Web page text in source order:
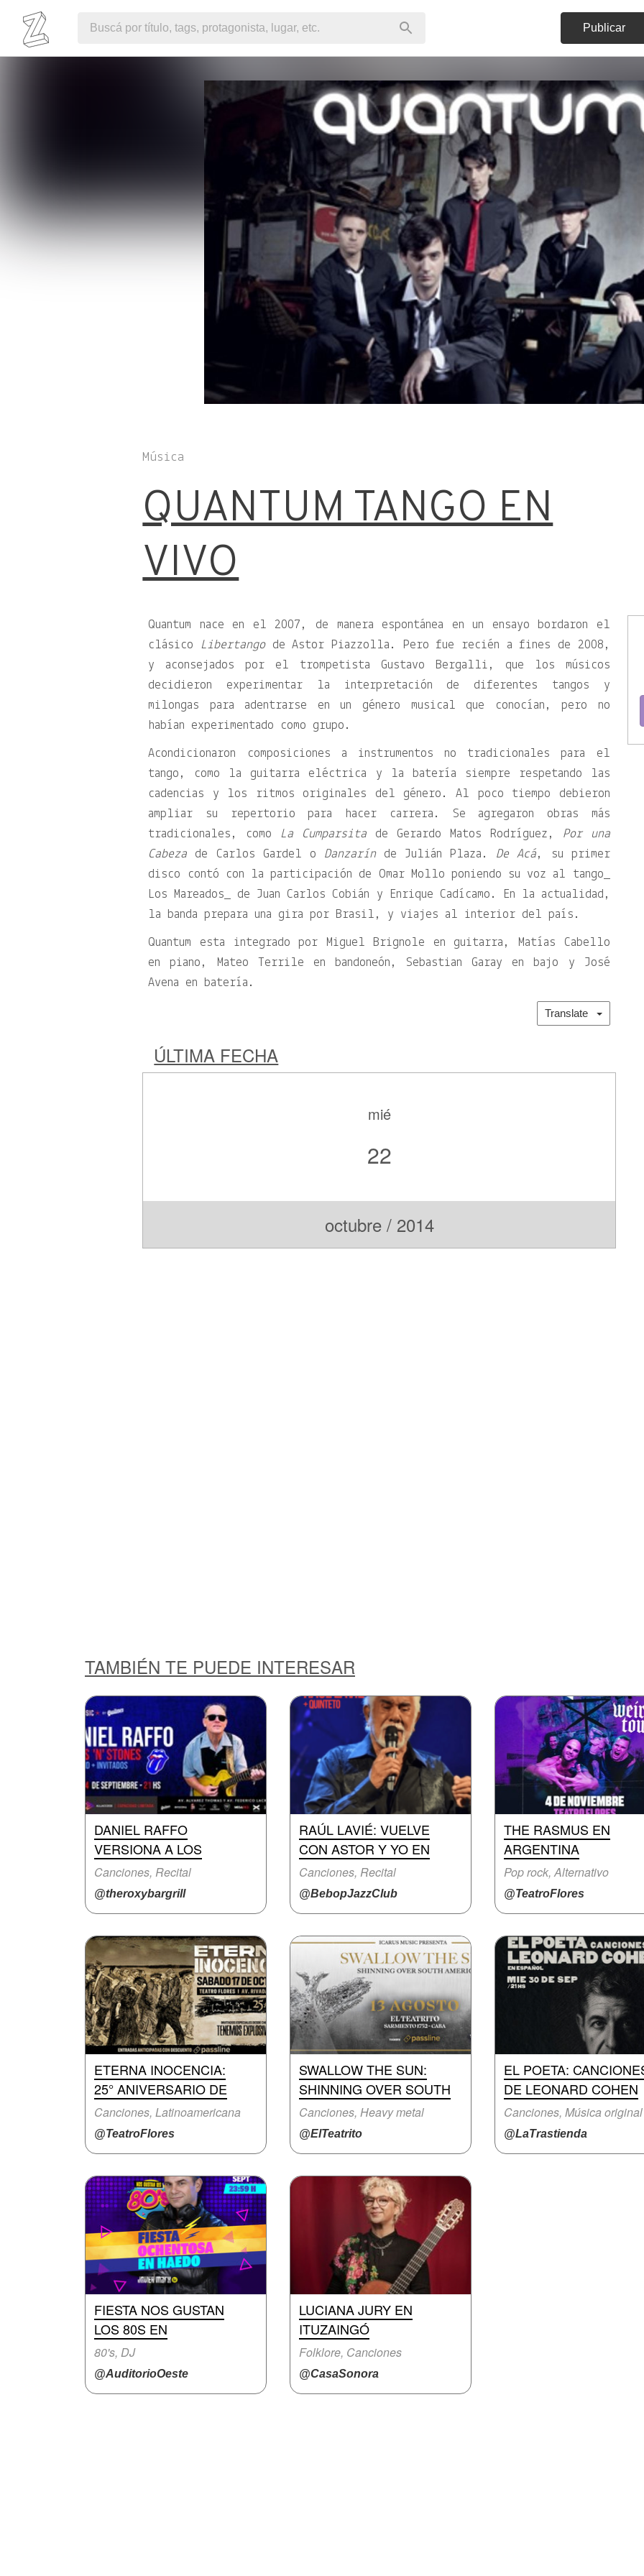
Publicar
Música
QUANTUM TANGO EN
VIVO
Quantum nace en el 2007, de manera espontánea en un ensayo bordaron el
clásico Libertangode Astor Piazzolla. Pero fue recién a fines de 2008,
y aconsejados por el trompetista Gustavo Bergalli, que los músicos
decidieron experimentar la interpretación de diferentes tangos y
milongas para adentrarse en un género musical que conocían, pero no
habían experimentado como grupo.
Acondicionaron composiciones a instrumentos no tradicionales para el
tango, como la guitarra eléctrica y la batería siempre respetando las
cadencias y los ritmos originales del género. Al poco tiempo debieron
ampliar su repertorio para hacer carrera. Se agregaron obras más
tradicionales, como La Cumparsita de Gerardo Matos Rodríguez, Por una
Cabeza de Carlos Gardel o Danzarínde Julián Plaza. De Acá, su primer
disco contó con la participación de Omar Mollo poniendo su voz al tango_
Los Mareados_ de Juan Carlos Cobián y Enrique Cadícamo. En la actualidad,
la banda prepara una gira por Brasil, y viajes al interior del país.
Quantum esta integrado por Miguel Brignole en guitarra, Matías Cabello
en piano, Mateo Terrile en bandoneón, Sebastian Garay en bajo y José
Avena en batería.
Translate
ÚLTIMA FECHA
mié
22
octubre / 2014
TAMBIÉN TE PUEDE INTERESAR
DANIEL RAFFO
VERSIONA A LOS
Canciones, Recital
@theroxybargrill
RAÚL LAVIÉ: VUELVE
CON ASTOR Y YO EN
Canciones, Recital
@BebopJazzClub
THE RASMUS EN
ARGENTINA
Pop rock, Alternativo
@TeatroFlores
ETERNA INOCENCIA:
25° ANIVERSARIO DE
Canciones, Latinoamericana
@TeatroFlores
SWALLOW THE SUN:
SHINNING OVER SOUTH
Canciones, Heavy metal
@ElTeatrito
EL POETA:
DE LEONARD COHEN
Canciones, Música original
@LaTrastienda
FIESTA NOS GUSTAN
LOS 80S EN
80's, DJ
@AuditorioOeste
LUCIANA JURY EN
ITUZAINGÓ
Folklore, Canciones
@CasaSonora